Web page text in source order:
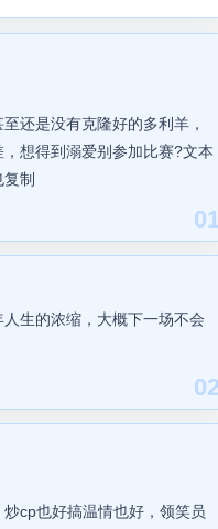
还是没有克隆好的多利羊，
想得到溺爱别参加比赛?文本
制
生的浓缩，大概下一场不会
cp也好搞温情也好，领笑员